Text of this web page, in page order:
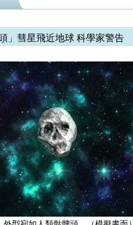
」彗星飛近地球 科學家警告